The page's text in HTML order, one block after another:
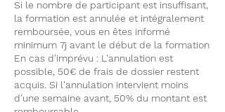
Si le nombre de participant est insuffisant,
la formation est annulée et intégralement
remboursée, vous en êtes informé
minimum 7j avant le début de la formation
En cas d'imprévu : L'annulation est
possible, 50€ de frais de dossier restent
acquis. Si l'annulation intervient moins
d'une semaine avant, 50% du montant est